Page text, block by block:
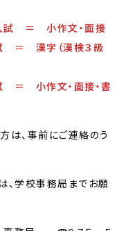
作文・面接
（漢検３級
・面接・書
、事前にご連絡のう
学校事務局までお願